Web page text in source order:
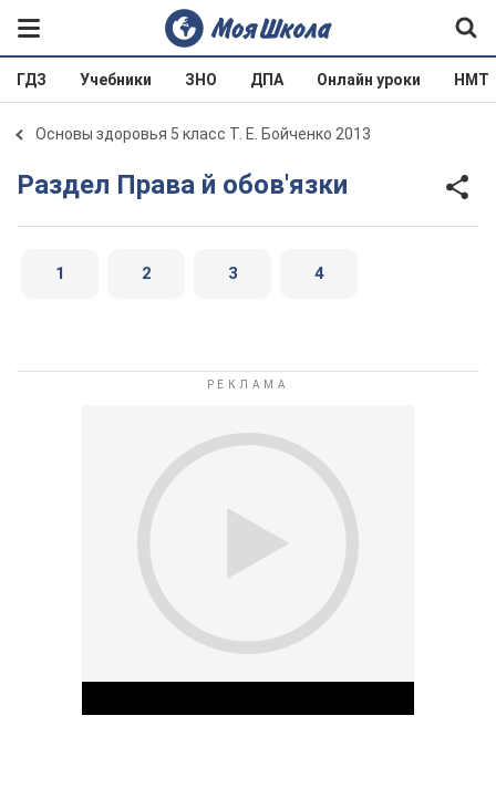
ГДЗ Учебники ЗНО ДПА Онлайн уроки НМТ
Основы здоровья 5 класс Т. Е. Бойченко 2013
Раздел Права й обов'язки
1 2 3 4